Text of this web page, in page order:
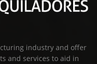
industry and offer
and services to aid in